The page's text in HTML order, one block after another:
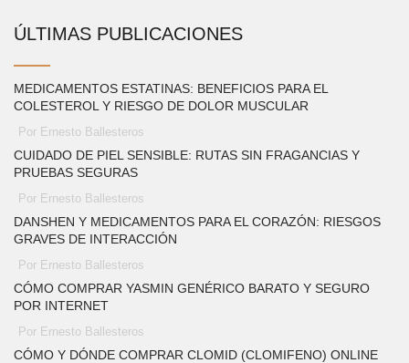
ÚLTIMAS PUBLICACIONES
MEDICAMENTOS ESTATINAS: BENEFICIOS PARA EL
COLESTEROL Y RIESGO DE DOLOR MUSCULAR
Por Ernesto Ballesteros
CUIDADO DE PIEL SENSIBLE: RUTAS SIN FRAGANCIAS Y
PRUEBAS SEGURAS
Por Ernesto Ballesteros
DANSHEN Y MEDICAMENTOS PARA EL CORAZÓN: RIESGOS
GRAVES DE INTERACCIÓN
Por Ernesto Ballesteros
CÓMO COMPRAR YASMIN GENÉRICO BARATO Y SEGURO
POR INTERNET
Por Ernesto Ballesteros
CÓMO Y DÓNDE COMPRAR CLOMID (CLOMIFENO) ONLINE